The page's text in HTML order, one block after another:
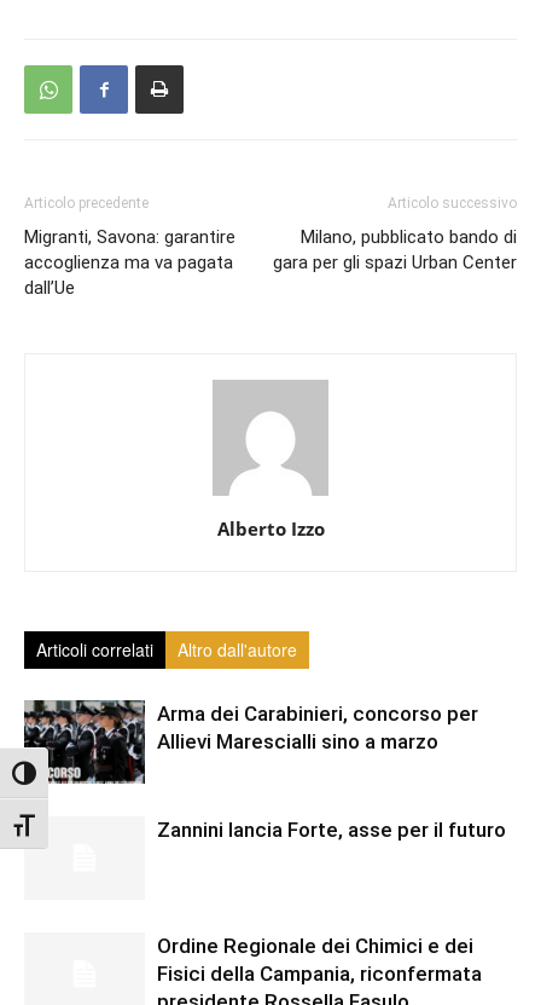
Attiva/disattiva alto contrasto
Attiva/disattiva dimensione testo
Articolo precedente
Migranti, Savona: garantire
accoglienza ma va pagata
dall’Ue
Articolo successivo
Milano, pubblicato bando di
gara per gli spazi Urban Center
Alberto Izzo
Articoli correlati Altro dall'autore
Arma dei Carabinieri, concorso per
Allievi Marescialli sino a marzo
Zannini lancia Forte, asse per il futuro
Ordine Regionale dei Chimici e dei
Fisici della Campania, riconfermata